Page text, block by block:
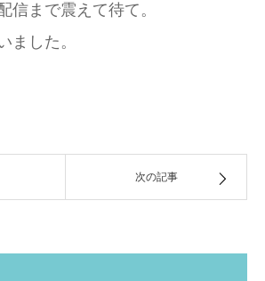
信まで震えて待て。
ました。
次の記事